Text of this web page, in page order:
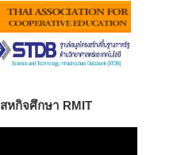
สหกิจศึกษา RMIT